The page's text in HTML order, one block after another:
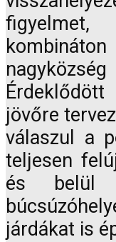
jövőre
válaszul a
teljesen
és belül
járdákat is